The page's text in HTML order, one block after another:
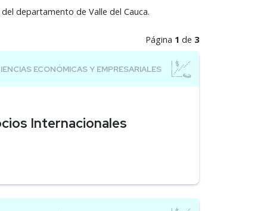
departamento de Valle del Cauca.
Página 1 de 3
Internacionales